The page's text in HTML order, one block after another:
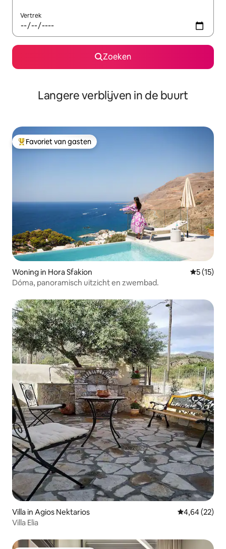
Vertrek
Zoeken
Langere verblijven in de buurt
Topfavoriet van gasten
Favoriet van gasten
Woning in Hora Sfakion
5 (15)
Dóma, panoramisch uitzicht en zwembad.
Villa in Agios Nektarios Gemiddelde
4,64 (22)
Villa Elia